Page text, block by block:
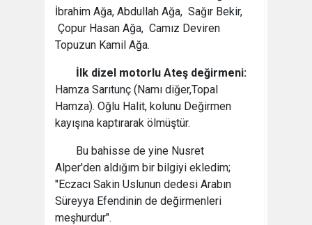
İbrahim Ağa, Abdullah Ağa, Sağır Bekir,
Çopur Hasan Ağa, Camız Deviren
Topuzun Kamil Ağa.
İlk dizel motorlu Ateş değirmeni:
Hamza Sarıtunç (Namı diğer,Topal
Hamza). Oğlu Halit, kolunu Değirmen
kayışına kaptırarak ölmüştür.
Bu bahisse de yine Nusret
Alper'den aldığım bir bilgiyi ekledim;
"Eczacı Sakin Uslunun dedesi Arabın
Süreyya Efendinin de değirmenleri
meşhurdur".